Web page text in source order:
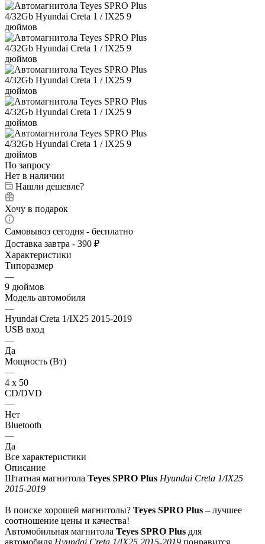
По запросу
Нет в наличии
Нашли дешевле?
Хочу в подарок
Самовывоз сегодня - бесплатно
Доставка завтра - 390 ₽
Характеристики
Типоразмер
—
9 дюймов
Модель автомобиля
—
Hyundai Creta 1/IX25 2015-2019
USB вход
—
Да
Мощность (Вт)
—
4 х 50
CD/DVD
—
Нет
Bluetooth
—
Да
Все характеристики
Описание
Штатная магнитола Teyes SPRO Plus Hyundai Creta 1/IX25
2015-2019
В поиске хорошей магнитолы? Teyes SPRO Plus – лучшее
соотношение цены и качества!
Автомобильная магнитола Teyes SPRO Plus для